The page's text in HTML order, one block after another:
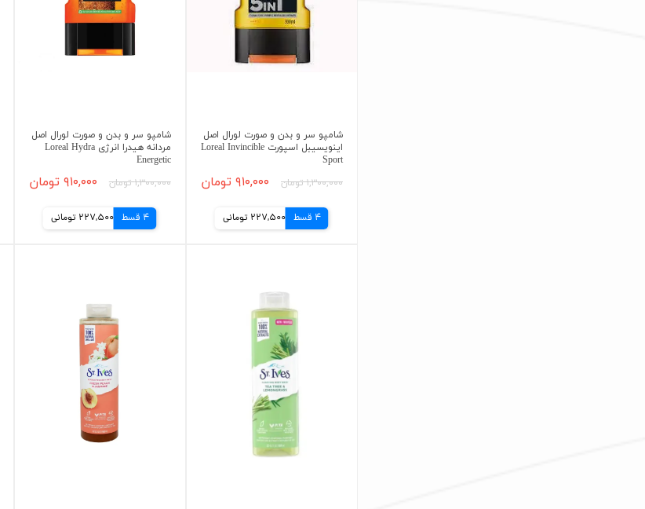
شامپو سر و بدن و صورت لورال اصل
اینویسیبل اسپورت Loreal Invincible
Sport
۱,۳۰۰,۰۰۰ تومان ۹۱۰,۰۰۰ تومان
4 قسط 227,500 تومانی
شامپو سر و بدن و صورت لورال اصل
مردانه هیدرا انرژی Loreal Hydra
Energetic
۱,۳۰۰,۰۰۰ تومان ۹۱۰,۰۰۰ تومان
4 قسط 227,500 تومانی